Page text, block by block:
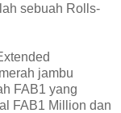
sebuah Rolls-
jambu
FAB1 yang
FAB1 Million dan